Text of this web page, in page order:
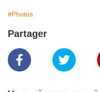
#Photos
Partager